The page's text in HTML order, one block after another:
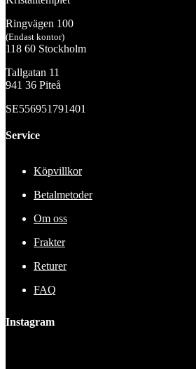
Ringvägen 100
(Endast kontor)
118 60 Stockholm
Tallgatan 11
941 36 Piteå
SE556951791401
Service
Köpvillkor
Betalmetoder
Om oss
Frakter
Returer
FAQ
Instagram